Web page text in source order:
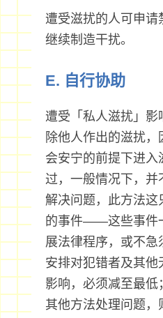
遭受滋扰的人可申请
继续制造干扰。
E. 自行协助
遭受「私人滋扰」影
除他人作出的滋扰
会安宁的前提下进入
过，一般情况下，并
解决问题，此方法这
的事件——这些事件
展法律程序，或不急
安排对犯错者及其他
影响，必须减至最低
其他方法处理问题，